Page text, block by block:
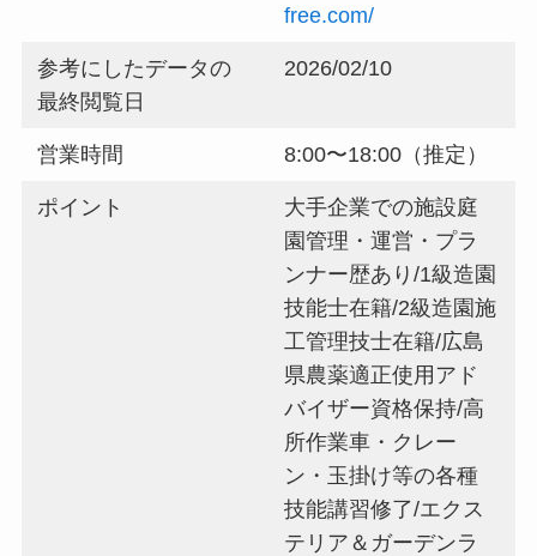
free.com/
参考にしたデータの
最終閲覧日
2026/02/10
営業時間 8:00〜18:00（推定）
ポイント
大手企業での施設庭
園管理・運営・プラ
ンナー歴あり/1級造園
技能士在籍/2級造園施
工管理技士在籍/広島
県農薬適正使用アド
バイザー資格保持/高
所作業車・クレー
ン・玉掛け等の各種
技能講習修了/エクス
テリア＆ガーデンラ